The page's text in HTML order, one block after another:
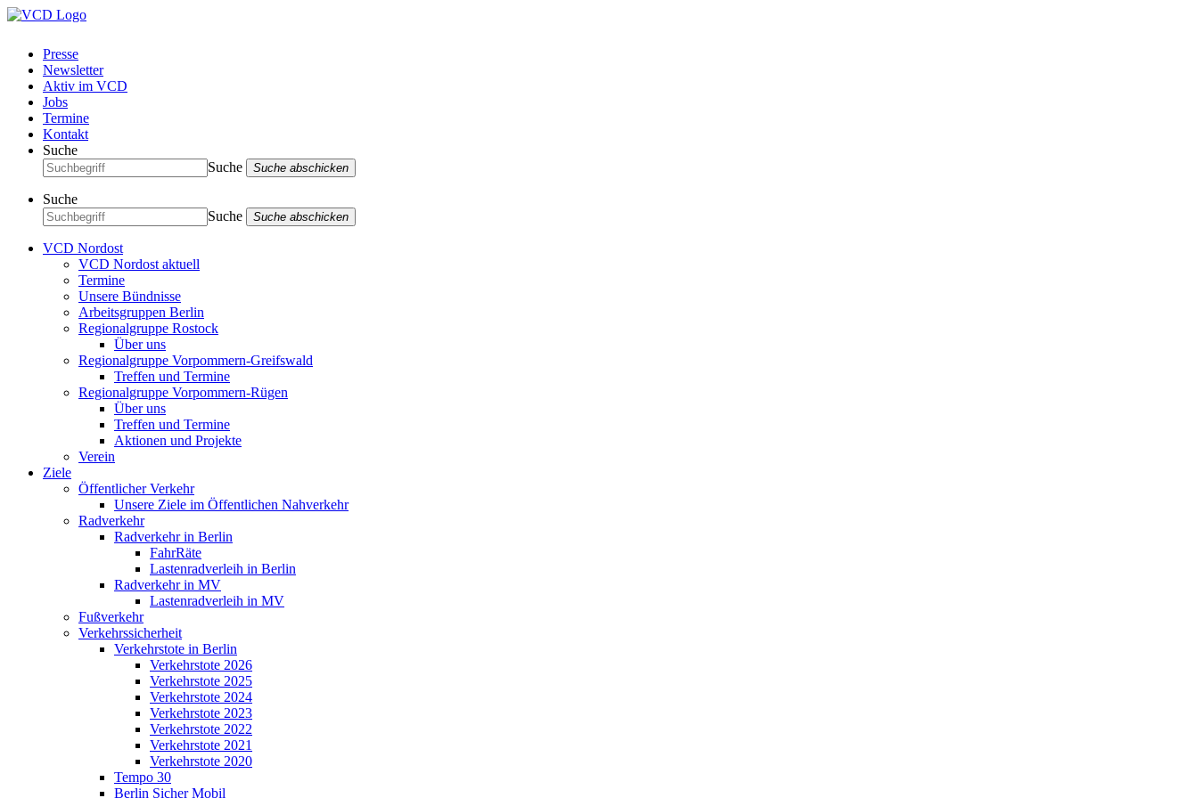
Presse
Newsletter
Aktiv im VCD
Jobs
Termine
Kontakt
Suche
Suche
Suche abschicken
Suche
Suche
Suche abschicken
VCD Nordost
VCD Nordost aktuell
Termine
Unsere Bündnisse
Arbeitsgruppen Berlin
Regionalgruppe Rostock
Über uns
Regionalgruppe Vorpommern-Greifswald
Treffen und Termine
Regionalgruppe Vorpommern-Rügen
Über uns
Treffen und Termine
Aktionen und Projekte
Verein
Ziele
Öffentlicher Verkehr
Unsere Ziele im Öffentlichen Nahverkehr
Radverkehr
Radverkehr in Berlin
FahrRäte
Lastenradverleih in Berlin
Radverkehr in MV
Lastenradverleih in MV
Fußverkehr
Verkehrssicherheit
Verkehrstote in Berlin
Verkehrstote 2026
Verkehrstote 2025
Verkehrstote 2024
Verkehrstote 2023
Verkehrstote 2022
Verkehrstote 2021
Verkehrstote 2020
Tempo 30
Berlin Sicher Mobil